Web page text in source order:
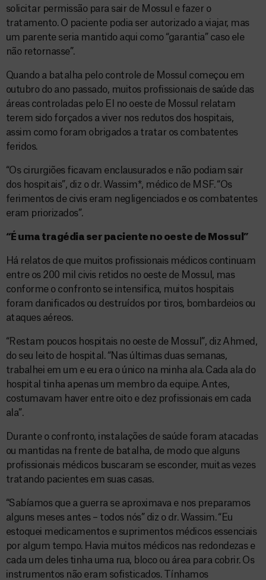
solicitar permissão para sair de Mossul e fazer o
tratamento. O paciente podia ser autorizado a viajar, mas
um parente seria mantido aqui como “garantia” caso ele
não retornasse”.
Quando a batalha pelo controle de Mossul começou em
outubro do ano passado, muitos profissionais de saúde das
áreas controladas pelo EI no oeste de Mossul relatam
terem sido forçados a viver nos redutos dos hospitais,
assim como foram obrigados a tratar os combatentes
feridos.
“Os cirurgiões ficavam enclausurados e não podiam sair
dos hospitais”, diz o dr. Wassim*, médico de MSF. “Os
ferimentos de civis eram negligenciados e os combatentes
eram priorizados”.
“É uma tragédia ser paciente no oeste de Mossul”
Há relatos de que muitos profissionais médicos continuam
entre os 200 mil civis retidos no oeste de Mossul, mas
conforme o confronto se intensifica, muitos hospitais
foram danificados ou destruídos por tiros, bombardeios ou
ataques aéreos.
“Restam poucos hospitais no oeste de Mossul”, diz Ahmed,
do seu leito de hospital. “Nas últimas duas semanas,
trabalhei em um e eu era o único na minha ala. Cada ala do
hospital tinha apenas um membro da equipe. Antes,
costumavam haver entre oito e dez profissionais em cada
ala”.
Durante o confronto, instalações de saúde foram atacadas
ou mantidas na frente de batalha, de modo que alguns
profissionais médicos buscaram se esconder, muitas vezes
tratando pacientes em suas casas.
“Sabíamos que a guerra se aproximava e nos preparamos
alguns meses antes – todos nós” diz o dr. Wassim. “Eu
estoquei medicamentos e suprimentos médicos essenciais
por algum tempo. Havia muitos médicos nas redondezas e
cada um deles tinha uma rua, bloco ou área para cobrir. Os
instrumentos não eram sofisticados. Tínhamos